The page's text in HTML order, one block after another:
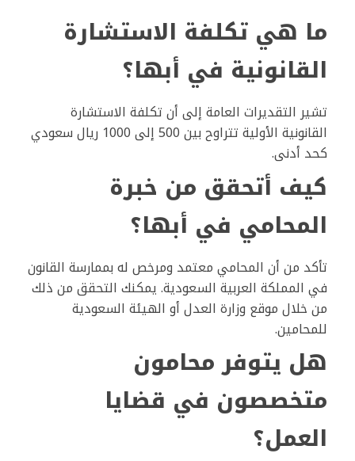
ما هي تكلفة الاستشارة
القانونية في أبها؟
تشير التقديرات العامة إلى أن تكلفة الاستشارة
القانونية الأولية تتراوح بين 500 إلى 1000 ريال سعودي
كحد أدنى.
كيف أتحقق من خبرة
المحامي في أبها؟
تأكد من أن المحامي معتمد ومرخص له بممارسة القانون
في المملكة العربية السعودية. يمكنك التحقق من ذلك
من خلال موقع وزارة العدل أو الهيئة السعودية
للمحامين.
هل يتوفر محامون
متخصصون في قضايا
العمل؟